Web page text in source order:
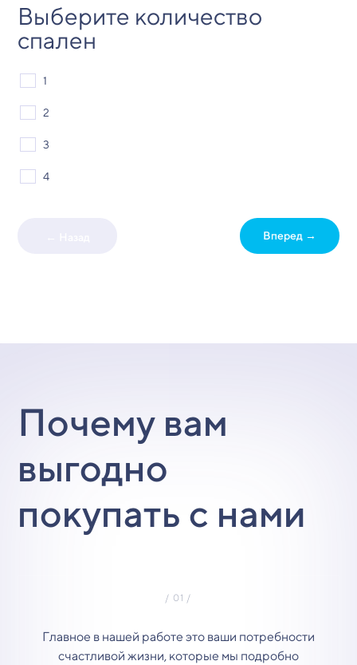
Выберите количество
спален
1
2
3
4
Вперед →
Почему вам
выгодно
покупать с нами
Главное в нашей работе это ваши потребности
счастливой жизни, которые мы подробно